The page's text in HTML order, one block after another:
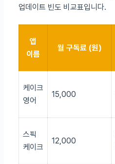
업데이트 빈도 비교표입니다.
앱
이름
월 구독료 (원)
케이크
영어
15,000
스픽
케이크
12,000